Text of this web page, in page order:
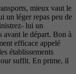
mieux vaut le
un léger repas peu de
lui un
avant le départ. Bon à
efficace appelé
établissements
suffit. En prime, il